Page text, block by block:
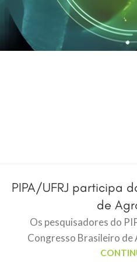
PIPA/UFRJ participa
de
Os pesquisadores do
Congresso Brasileiro de